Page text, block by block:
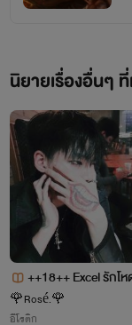
ระดับปฐพี = ขั้
สูงสุด
ระดับสวรรค์ =
สูงสุด
ระดับตำนาน =
สูงสุด
นิยายเรื่องอื่นๆ
++18++ Excel รักโ
ยะ
🌹Rosé.🌹
อีโรติก